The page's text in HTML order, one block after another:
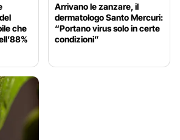
che
Arrivano le zanzare, il
dermatologo Santo Mercuri:
“Portano virus solo in certe
condizioni”